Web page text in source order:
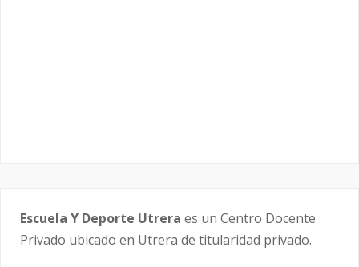
Escuela Y Deporte Utrera es un Centro Docente
Privado ubicado en Utrera de titularidad privado.